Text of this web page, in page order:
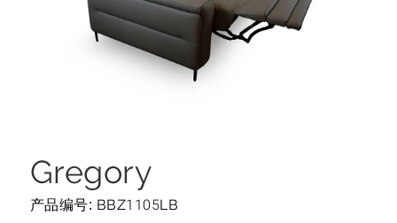
Gregory
产品编号: BBZ1105LB